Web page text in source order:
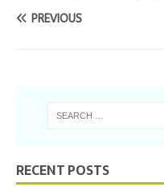
PREVIOUS
RECENT POSTS